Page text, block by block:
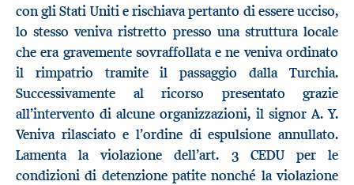
con gli Stati Uniti e rischiava pertanto di essere ucciso,
lo stesso veniva ristretto presso una struttura locale
che era gravemente sovraffollata e ne veniva ordinato
il rimpatrio tramite il passaggio dalla Turchia.
Successivamente al ricorso presentato grazie
all’intervento di alcune organizzazioni, il signor A. Y.
Veniva rilasciato e l’ordine di espulsione annullato.
Lamenta la violazione dell’art. 3 CEDU per le
condizioni di detenzione patite nonché la violazione